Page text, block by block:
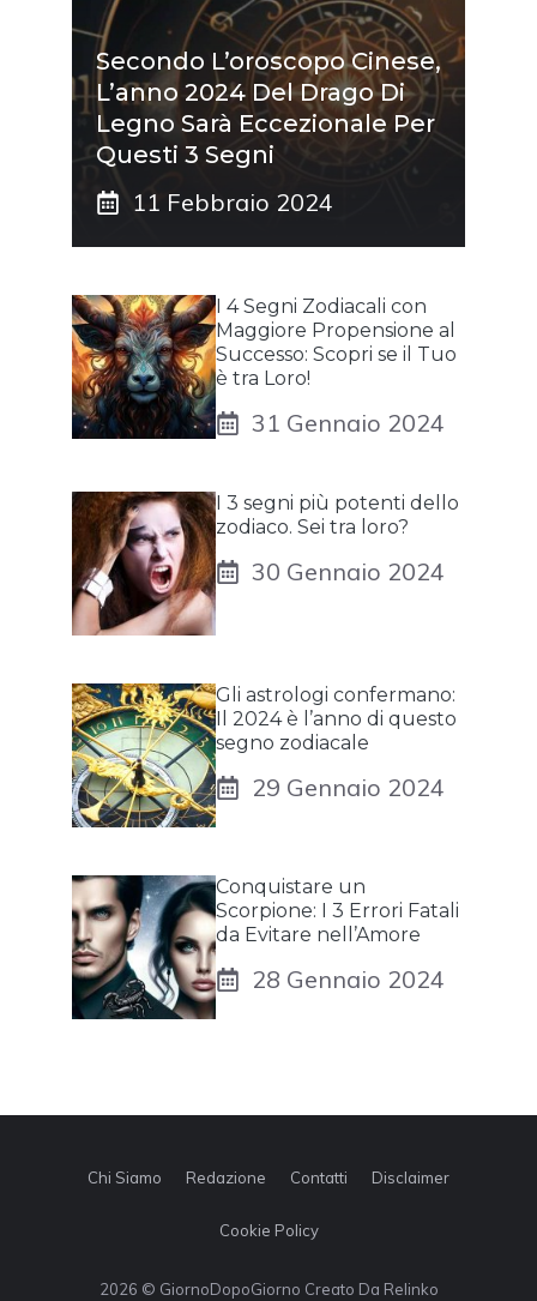
Secondo L’oroscopo Cinese,
L’anno 2024 Del Drago Di
Legno Sarà Eccezionale Per
Questi 3 Segni
11 Febbraio 2024
I 4 Segni Zodiacali con
Maggiore Propensione al
Successo: Scopri se il Tuo
è tra Loro!
31 Gennaio 2024
I 3 segni più potenti dello
zodiaco. Sei tra loro?
30 Gennaio 2024
Gli astrologi confermano:
Il 2024 è l’anno di questo
segno zodiacale
29 Gennaio 2024
Conquistare un
Scorpione: I 3 Errori Fatali
da Evitare nell’Amore
28 Gennaio 2024
Chi Siamo Redazione Contatti Disclaimer
Cookie Policy
2026 © GiornoDopoGiorno Creato Da Relinko